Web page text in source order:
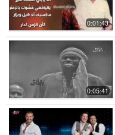
0:01:43
0:05:41